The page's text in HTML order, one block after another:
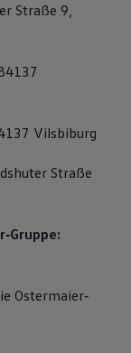
Straße 9,
Vilsbiburg
Straße
Ostermaier‐